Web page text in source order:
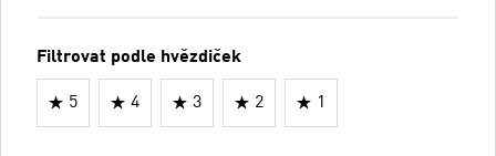
Filtrovat podle hvězdiček
5 4 3 2 1